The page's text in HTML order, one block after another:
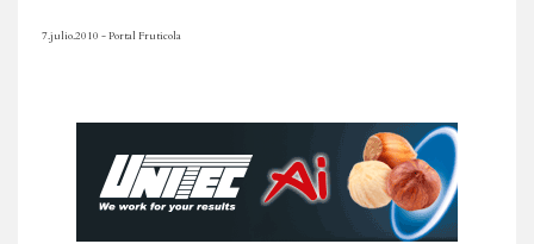
7.julio.2010 - Portal Fruticola